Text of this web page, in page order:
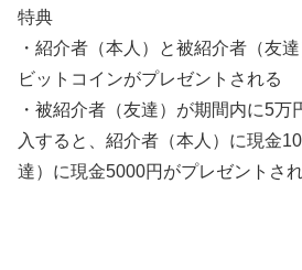
特典
・紹介者（本人）と被紹介者（友
ビットコインがプレゼントされる
・被紹介者（友達）が期間内に5
入すると、紹介者（本人）に現金
達）に現金5000円がプレゼントさ